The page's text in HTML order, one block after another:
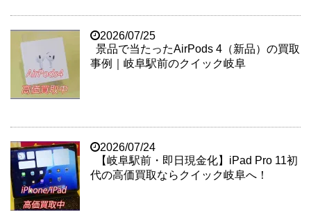
2026/07/25
景品で当たったAirPods 4（新品）の買取
事例｜岐阜駅前のクイック岐阜
2026/07/24
【岐阜駅前・即日現金化】iPad Pro 11初
代の高価買取ならクイック岐阜へ！